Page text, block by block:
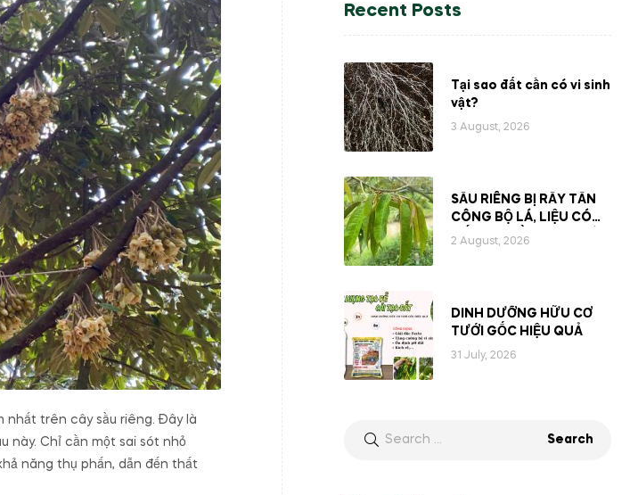
nhất trên cây sầu riêng. Đây là
này. Chỉ cần một sai sót nhỏ
năng thụ phấn, dẫn đến thất
Recent Posts
Tại sao đất cần có vi sinh
vật?
3 August, 2026
SẦU RIÊNG BỊ RẦY TẤN
CÔNG BỘ LÁ, LIỆU CÓ
MẤT ĐI PHẦN NHỰA BÊN
2 August, 2026
DINH DƯỠNG HỮU CƠ
TƯỚI GỐC HIỆU QUẢ
31 July, 2026